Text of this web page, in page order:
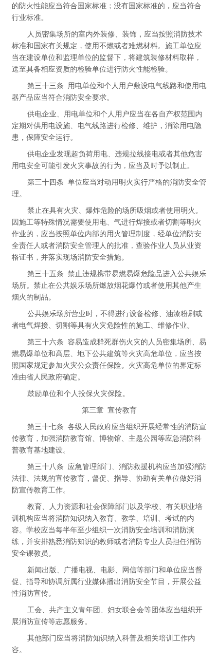
的防火性能应当符合国家标准；没有国家标准的，应当符合
行业标准。
人员密集场所的室内外装修、装饰，应当按照消防技术
标准和国家有关规定，使用不燃或者难燃材料。施工单位应
当在建设单位和监理单位的监督下，将建筑装修材料取样，
送至具备相应资质的检验单位进行防火性能检验。
第三十三条 用电单位和个人用户敷设电气线路和使用电
器产品应当符合消防安全要求。
供电企业、用电单位和个人用户应当在各自产权范围内
定期对供用电设施、电气线路进行检修、维护，消除用电隐
患，保障安全运行。
供电企业发现超负荷用电、违规拉线接电或者其他危害
用电安全可能引发火灾事故的行为，应当及时予以制止。
第三十四条 单位应当对动用明火实行严格的消防安全管
理。
禁止在具有火灾、爆炸危险的场所吸烟或者使用明火。
因施工等特殊情况需要使用电、气进行焊接或者切割等明火
作业的，应当按照单位内部的用火管理制度，经单位消防安
全责任人或者消防安全管理人的批准，查验作业人员从业资
格证书，并落实现场消防安全措施。
第三十五条 禁止违规携带易燃易爆危险品进入公共娱乐
场所。禁止在公共娱乐场所燃放烟花爆竹或者使用其他产生
烟火的制品。
公共娱乐场所营业时，不得进行设备检修、油漆粉刷或
者电气焊接、切割等具有火灾危险性的施工、维修作业。
第三十六条 容易造成群死群伤火灾的人员密集场所、易
燃易爆单位和高层、地下公共建筑等火灾高危单位，应当按
照国家规定参加火灾公众责任保险。火灾高危单位的界定标
准由省人民政府确定。
鼓励单位和个人投保火灾保险。
第三章 宣传教育
第三十七条 各级人民政府应当组织开展经常性的消防宣
传教育，加强消防教育馆、博物馆、主题公园等应急消防科
普教育基地建设。
第三十八条 应急管理部门、消防救援机构应当加强消防
法律、法规的宣传教育，督促、指导、协助有关单位做好消
防宣传教育工作。
教育、人力资源和社会保障部门以及学校、有关职业培
训机构应当将消防知识纳入教育、教学、培训、考试的内
容。学校应当每半年至少组织一次消防安全培训和消防演
练，并安排熟悉消防知识的教师或者消防专业人员担任消防
安全课教员。
新闻出版、广播电视、电影、网信等部门和单位应当督
促、指导和协调所属行业媒体播出消防安全节目，开展公益
性消防宣传。
工会、共产主义青年团、妇女联合会等团体应当组织开
展消防宣传等志愿服务。
其他部门应当将消防知识纳入科普及相关培训工作内
容。